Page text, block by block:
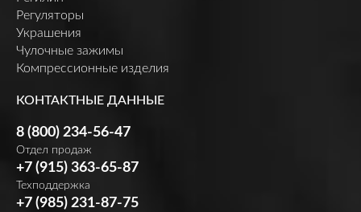
Регуляторы
Украшения
Чулочные зажимы
Компрессионные изделия
КОНТАКТНЫЕ ДАННЫЕ
8 (800) 234-56-47
Отдел продаж
+7 (915) 363-65-87
Техподдержка
+7 (985) 231-87-75